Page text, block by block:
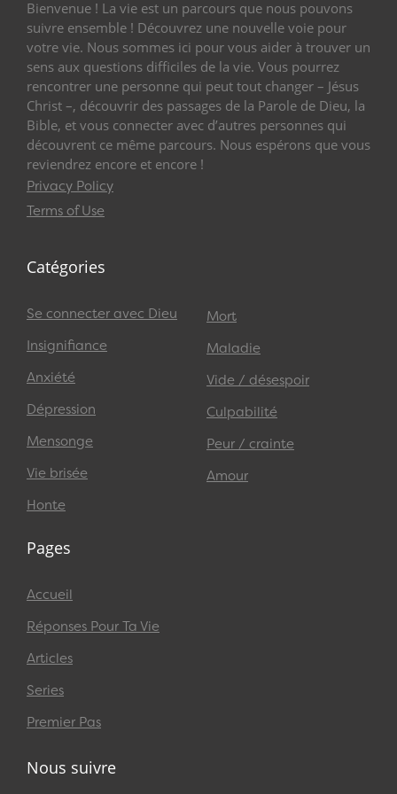
Bienvenue ! La vie est un parcours que nous pouvons
suivre ensemble ! Découvrez une nouvelle voie pour
votre vie. Nous sommes ici pour vous aider à trouver un
sens aux questions difficiles de la vie. Vous pourrez
rencontrer une personne qui peut tout changer – Jésus
Christ –, découvrir des passages de la Parole de Dieu, la
Bible, et vous connecter avec d’autres personnes qui
découvrent ce même parcours. Nous espérons que vous
reviendrez encore et encore !
Privacy Policy
Terms of Use
Catégories
Se connecter avec Dieu
Insignifiance
Anxiété
Dépression
Mensonge
Vie brisée
Honte
Mort
Maladie
Vide / désespoir
Culpabilité
Peur / crainte
Amour
Pages
Accueil
Réponses Pour Ta Vie
Articles
Series
Premier Pas
Nous suivre